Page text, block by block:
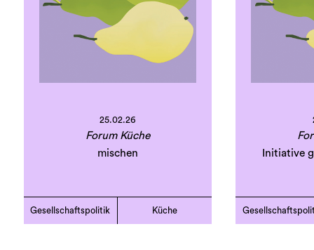
25.02.26
Forum Küche
mischen
Gesellschaftspolitik Küche
Initiative